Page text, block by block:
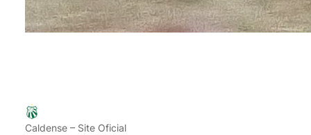
Caldense – Site Oficial